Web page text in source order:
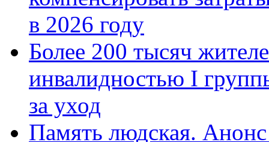
в 2026 году
Более 200 тысяч
инвалидностью I
за уход
Память людская.